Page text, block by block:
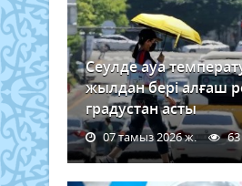
Сеулде ауа
жылдан бері алғаш
градустан асты
07 тамыз 2026 ж. 63